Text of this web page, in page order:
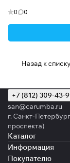
0 0
Назад к списку
+7 (812) 309-43-
san@carumba.ru
г. Санкт-
проспекта)
Каталог
Информация
Покупателю